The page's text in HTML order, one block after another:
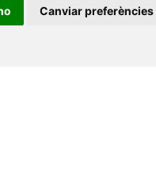
Canviar preferències